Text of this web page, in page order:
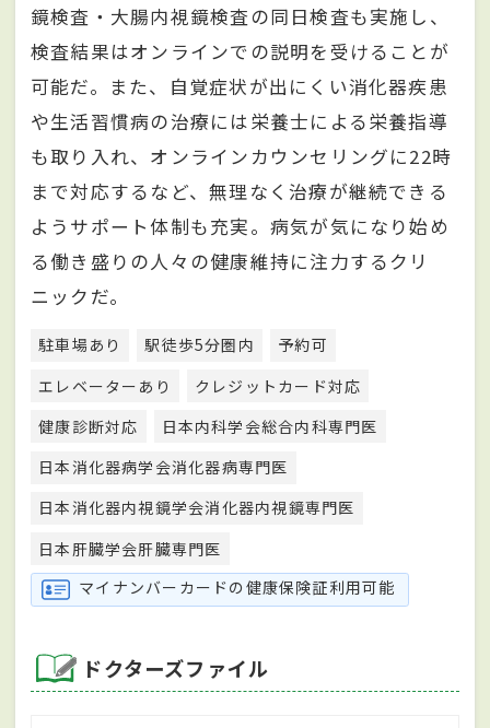
鏡検査・大腸内視鏡検査の同日検査も実施し、
検査結果はオンラインでの説明を受けることが
可能だ。また、自覚症状が出にくい消化器疾患
や生活習慣病の治療には栄養士による栄養指導
も取り入れ、オンラインカウンセリングに22時
まで対応するなど、無理なく治療が継続できる
ようサポート体制も充実。病気が気になり始め
る働き盛りの人々の健康維持に注力するクリ
ニックだ。
駐車場あり 駅徒歩5分圏内
予約可
エレベーターあり
クレジットカード対応
健康診断対応
日本内科学会総合内科専門医
日本消化器病学会消化器病専門医
日本消化器内視鏡学会消化器内視鏡専門医
日本肝臓学会肝臓専門医
マイナンバーカードの健康保険証利用可能
ドクターズファイル